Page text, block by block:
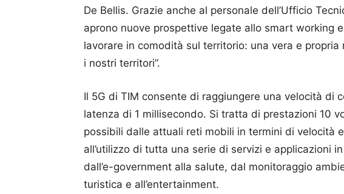
De Bellis. Grazie anche al personale dell’Ufficio
aprono nuove prospettive legate allo smart working
lavorare in comodità sul territorio: una vera e
i nostri territori”.
Il 5G di TIM consente di raggiungere una velocità di
latenza di 1 millisecondo. Si tratta di prestazioni 10
possibili dalle attuali reti mobili in termini di velocità
all’utilizzo di tutta una serie di servizi e applicazioni
dall’e-government alla salute, dal monitoraggio
turistica e all’entertainment.